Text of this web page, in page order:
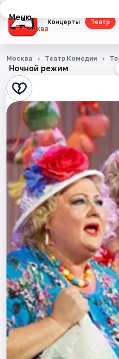
Концерты Театр
Меню
Москва
Концерты
Театр
Стендап
Выставки
Квесты
Экскурсии
Спорт
События
Города
Площадки
Артисты
Рейтинги
Ночной режим
Москва Театр Комедии